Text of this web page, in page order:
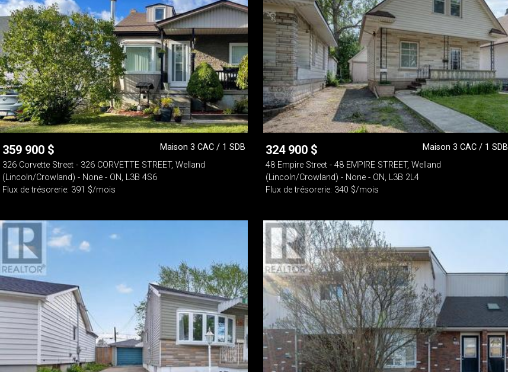
359 900 $
Maison 3 CAC / 1 SDB
326 Corvette Street - 326 CORVETTE STREET, Welland
(Lincoln/Crowland) - None - ON, L3B 4S6
Flux de trésorerie: 391 $/mois
324 900 $
Maison 3 CAC / 1 SDB
48 Empire Street - 48 EMPIRE STREET, Welland
(Lincoln/Crowland) - None - ON, L3B 2L4
Flux de trésorerie: 340 $/mois